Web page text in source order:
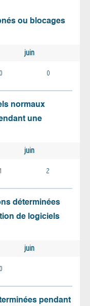
ou blocages
juin
0 0
normaux
une
juin
1 2
déterminées
de logiciels
juin
0
pendant